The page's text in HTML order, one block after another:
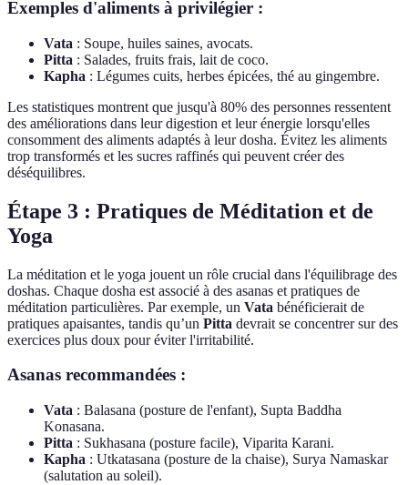
Exemples d'aliments à privilégier :
Vata : Soupe, huiles saines, avocats.
Pitta : Salades, fruits frais, lait de coco.
Kapha : Légumes cuits, herbes épicées, thé au gingembre.
Les statistiques montrent que jusqu'à 80% des personnes ressentent
des améliorations dans leur digestion et leur énergie lorsqu'elles
consomment des aliments adaptés à leur dosha. Évitez les aliments
trop transformés et les sucres raffinés qui peuvent créer des
déséquilibres.
Étape 3 : Pratiques de Méditation et de
Yoga
La méditation et le yoga jouent un rôle crucial dans l'équilibrage des
doshas. Chaque dosha est associé à des asanas et pratiques de
méditation particulières. Par exemple, un Vata bénéficierait de
pratiques apaisantes, tandis qu’un Pitta devrait se concentrer sur des
exercices plus doux pour éviter l'irritabilité.
Asanas recommandées :
Vata : Balasana (posture de l'enfant), Supta Baddha
Konasana.
Pitta : Sukhasana (posture facile), Viparita Karani.
Kapha : Utkatasana (posture de la chaise), Surya Namaskar
(salutation au soleil).